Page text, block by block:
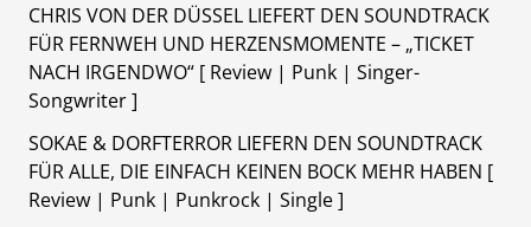
CHRIS VON DER DÜSSEL LIEFERT DEN SOUNDTRACK
FÜR FERNWEH UND HERZENSMOMENTE – „TICKET
NACH IRGENDWO“ [ Review | Punk | Singer-
Songwriter ]
SOKAE & DORFTERROR LIEFERN DEN SOUNDTRACK
FÜR ALLE, DIE EINFACH KEINEN BOCK MEHR HABEN [
Review | Punk | Punkrock | Single ]